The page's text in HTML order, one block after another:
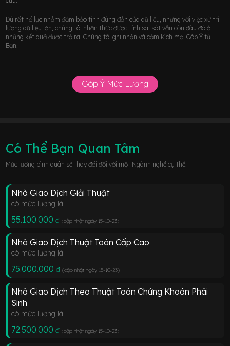
Dù rất nổ lực nhằm đảm bảo tính đúng đắn của dữ liệu, nhưng với việc xử trí
lượng dữ liệu lớn, chúng tôi nhận thức được tính sai sót vẫn còn đâu đó ở
những kết quả được trả ra. Chúng tôi ghi nhận và cảm kích mọi Góp Ý từ
Bạn.
Góp Ý Mức Lương
Có Thể Bạn Quan Tâm
Mức lương bình quân sẽ thay đổi đối với một Ngành nghề cụ thể.
Nhà Giao Dịch Giải Thuật
có mức lương là
55.100.000 đ (cập nhật ngày 15-10-23)
Nhà Giao Dịch Thuật Toán Cấp Cao
có mức lương là
75.000.000 đ (cập nhật ngày 15-10-23)
Nhà Giao Dịch Theo Thuật Toán Chứng Khoán Phái
Sinh
có mức lương là
72.500.000 đ (cập nhật ngày 15-10-23)